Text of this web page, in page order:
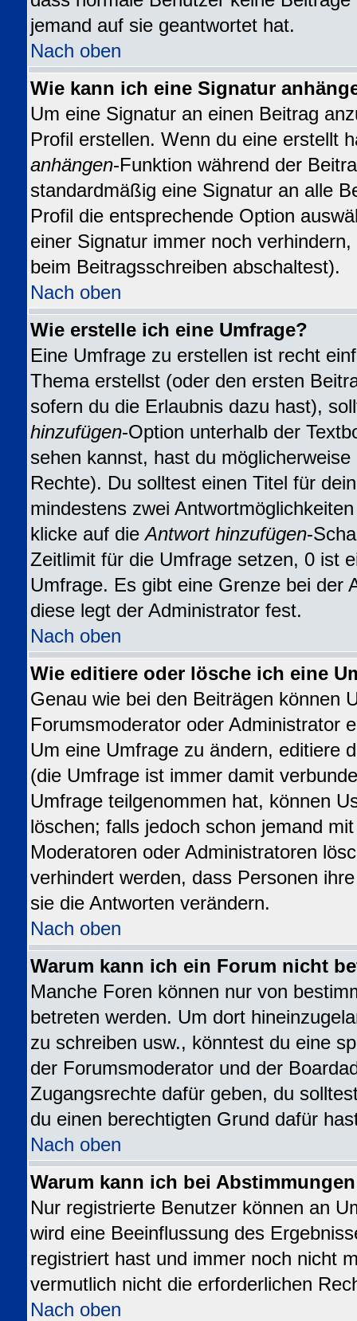
jemand auf sie geantwortet hat.
Nach oben
Wie kann ich eine Signatur
Um eine Signatur an einen Beitrag
Profil erstellen. Wenn du eine erstellt
anhängen-Funktion während der
standardmäßig eine Signatur an alle
Profil die entsprechende Option
einer Signatur immer noch
beim Beitragsschreiben abschaltest).
Nach oben
Wie erstelle ich eine Umfrage?
Eine Umfrage zu erstellen ist recht
Thema erstellst (oder den ersten
sofern du die Erlaubnis dazu hast),
hinzufügen-Option unterhalb der
sehen kannst, hast du
Rechte). Du solltest einen Titel für
mindestens zwei
klicke auf dieAntwort hinzufügen-
Zeitlimit für die Umfrage setzen, 0 ist
Umfrage. Es gibt eine Grenze bei der
diese legt der Administrator fest.
Nach oben
Wie editiere oder lösche ich eine
Genau wie bei den Beiträgen können
Forumsmoderator oder Administrator
Um eine Umfrage zu ändern, editiere
(die Umfrage ist immer damit
Umfrage teilgenommen hat, können
löschen; falls jedoch schon jemand
Moderatoren oder Administratoren
verhindert werden, dass Personen
sie die Antworten verändern.
Nach oben
Warum kann ich ein Forum nicht
Manche Foren können nur von
betreten werden. Um dort
zu schreiben usw., könntest du eine
der Forumsmoderator und der
Zugangsrechte dafür geben, du
du einen berechtigten Grund dafür
Nach oben
Warum kann ich bei
Nur registrierte Benutzer können an
wird eine Beeinflussung des
registriert hast und immer noch nicht
vermutlich nicht die erforderlichen
Nach oben